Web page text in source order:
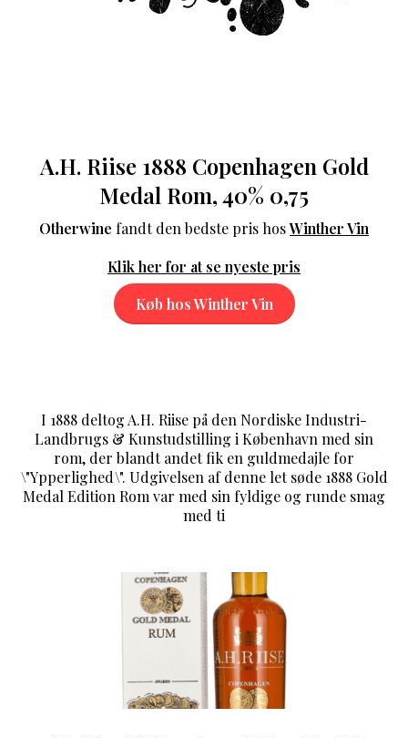
A.H. Riise 1888 Copenhagen Gold
Medal Rom, 40% 0,75
Otherwine fandt den bedste pris hosWinther Vin
Klik her for at se nyeste pris
Køb hos Winther Vin
I 1888 deltog A.H. Riise på den Nordiske Industri-
Landbrugs & Kunstudstilling i København med sin
rom, der blandt andet fik en guldmedajle for
\"Ypperlighed\". Udgivelsen af denne let søde 1888 Gold
Medal Edition Rom var med sin fyldige og runde smag
med ti